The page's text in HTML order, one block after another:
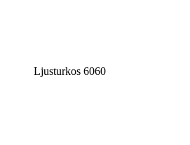
Ljusturkos 6060